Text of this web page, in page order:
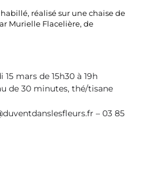
réalisé sur une chaise de
Murielle Flacelière, de
15 mars de 15h30 à 19h
de 30 minutes, thé/tisane
– 03 85